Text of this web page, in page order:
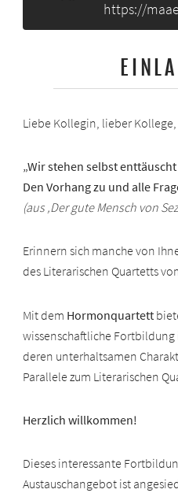
https://
Liebe Kollegin, lieber Kollege,
„Wir stehen selbst
Den Vorhang zu und alle
(aus ‚Der gute Mensch von
Erinnern sich manche von
des Literarischen Quartetts
Mit dem Hormonquartett
wissenschaftliche
deren unterhaltsamen
Parallele zum Literarischen
Herzlich willkommen!
Dieses interessante
Austauschangebot ist